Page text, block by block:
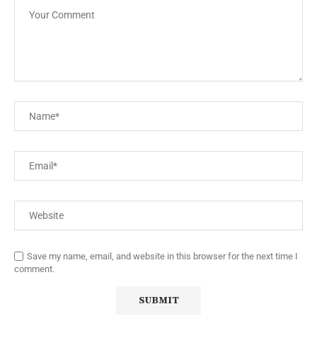
Save my name, email, and website in this browser for the next time I
comment.